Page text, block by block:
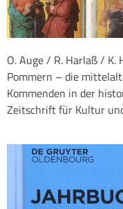
O. Auge / R. Harlaß / K.
Pommern – die
Kommenden in der
Zeitschrift für Kultur